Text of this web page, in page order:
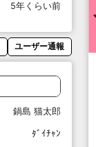
5年くらい前
ユーザー通報
鍋島 猫太郎
ﾀﾞｲﾁｬﾝ